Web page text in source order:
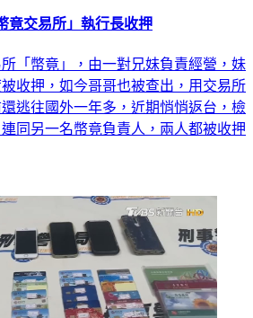
交易所」執行長收押
「幣竟」，由一對兄妹負責經營，妹
收押，如今哥哥也被查出，用交易所
逃往國外一年多，近期悄悄返台，檢
同另一名幣竟負責人，兩人都被收押